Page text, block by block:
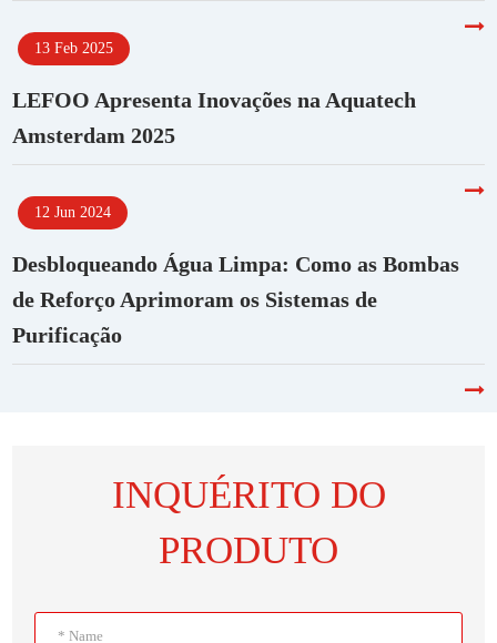
13 Feb 2025
LEFOO Apresenta Inovações na Aquatech
Amsterdam 2025
12 Jun 2024
Desbloqueando Água Limpa: Como as Bombas
de Reforço Aprimoram os Sistemas de
Purificação
INQUÉRITO DO
PRODUTO